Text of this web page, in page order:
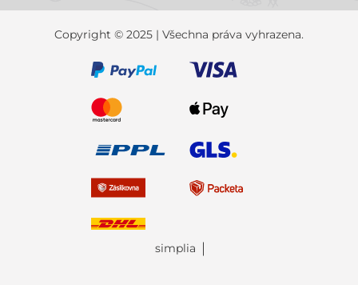
Copyright © 2025 | Všechna práva vyhrazena.
simplia